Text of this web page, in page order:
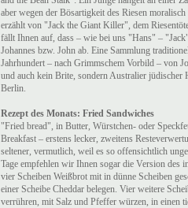
aber wegen der Bösartigkeit des Riesen
erzählt von "Jack the Giant Killer", dem
fällt Ihnen auf, dass – wie bei uns "Hans" –
Johannes bzw. John ab. Eine Sammlung
Jahrhundert – nach Grimmschem Vorbild – von
und auch kein Brite, sondern Australier
Berlin.
Rezept des Monats: Fried Sandwiches
"Fried bread", in Butter, Würstchen- oder
Breakfast – erstens lecker, zweitens
seltener, vermutlich, weil es so offensichtlich
Tage empfehlen wir Ihnen sogar die Version
vier Scheiben Weißbrot mit in dünne Scheiben
einer Scheibe Cheddar belegen. Vier weitere
verrühren, mit Salz und Pfeffer würzen, in einen